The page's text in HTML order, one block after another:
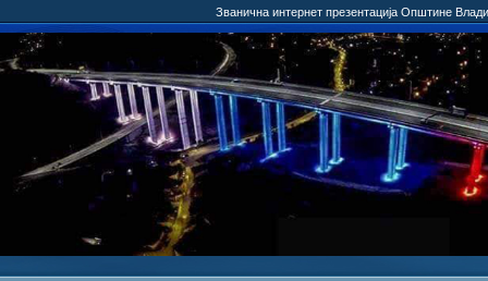
Званична интернет презентација Општине